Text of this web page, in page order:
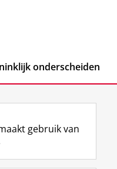
onderscheiden
L
R I
Y
gebruik van